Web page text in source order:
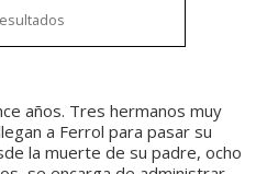
años. Tres hermanos muy
a Ferrol para pasar su
la muerte de su padre, ocho